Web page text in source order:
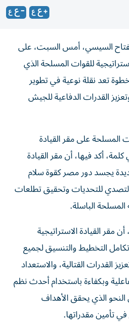
السيسي، أمس السبت، على
للقوات المسلحة الذي
تعد نقلة نوعية في تطوير
القدرات الدفاعية للجيش
المسلحة على مقر القيادة
أكد فيها، أن مقر القيادة
يجسد دور مصر كقوة سلام
للتحديات وتحقيق تطلعات
الباسلة.
القيادة الاستراتيجية
التخطيط والتنسيق لجميع
القدرات القتالية، والاستعداد
وبكفاءة باستخدام أحدث نظم
النحو الذي يحقق الأهداف
تأمين مقدراتها.